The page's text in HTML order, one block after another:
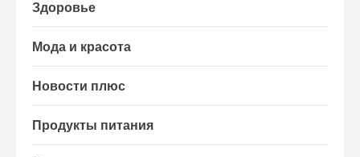
Здоровье
Мода и красота
Новости плюс
Продукты питания